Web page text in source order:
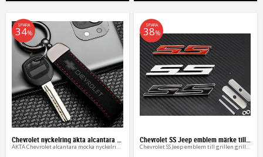
ÄKTA Chevrolet alcantara mocka nyckelringar
SPARA
34%
Chevrolet SS Jeep emblem till grillen grillemblem
SPARA
38%